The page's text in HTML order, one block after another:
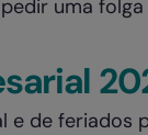
uma
e de feriados